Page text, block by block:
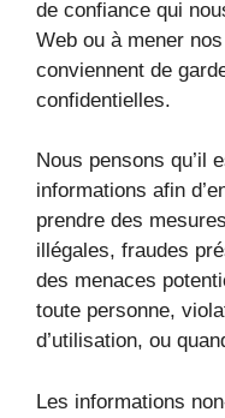
de confiance qui
Web ou à mener
conviennent de
confidentielles.
Nous pensons qu’il
informations afin
prendre des
illégales, fraudes
des menaces
toute personne,
d’utilisation, ou
Les informations